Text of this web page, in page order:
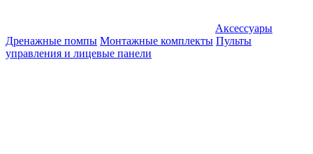
Аксессуары
Дренажные помпы Монтажные комплекты Пульты
управления и лицевые панели